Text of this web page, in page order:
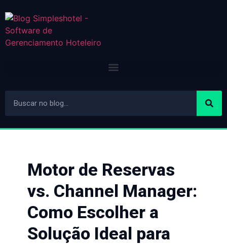
Motor de Reservas
vs. Channel Manager:
Como Escolher a
Solução Ideal para